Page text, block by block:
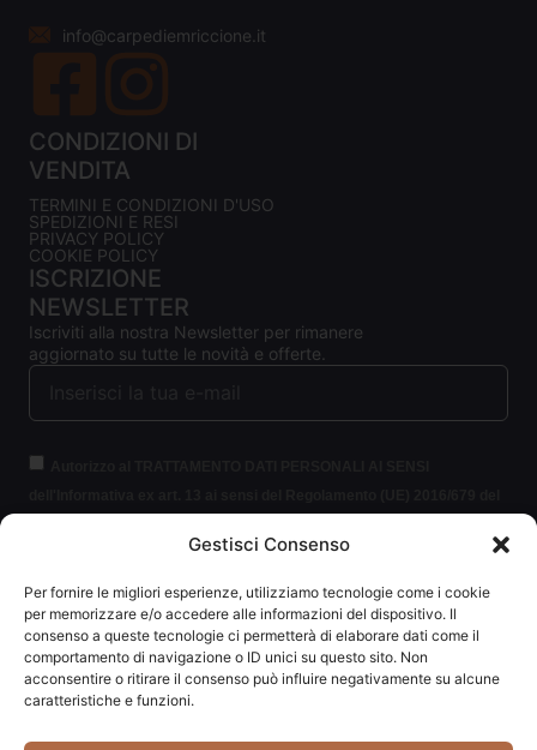
Gestisci Consenso
Per fornire le migliori esperienze, utilizziamo tecnologie come i cookie
per memorizzare e/o accedere alle informazioni del dispositivo. Il
consenso a queste tecnologie ci permetterà di elaborare dati come il
comportamento di navigazione o ID unici su questo sito. Non
acconsentire o ritirare il consenso può influire negativamente su alcune
caratteristiche e funzioni.
info@carpediemriccione.it
CONDIZIONI DI
VENDITA
TERMINI E CONDIZIONI D'USO
SPEDIZIONI E RESI
PRIVACY POLICY
COOKIE POLICY
ISCRIZIONE
NEWSLETTER
Iscriviti alla nostra Newsletter per rimanere
aggiornato su tutte le novità e offerte.
protezione delle persone fisiche con riguardo al trattamento dei dati
informazioni.
ISCRIVITI ALLA NEWSLETTER